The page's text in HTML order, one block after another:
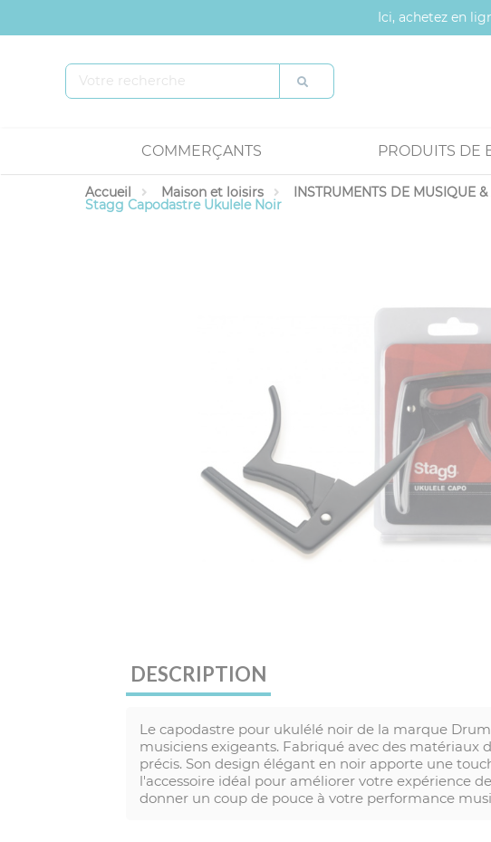
Ici, achetez en
COMMERÇANTS PRODUITS DE
Accueil Maison et loisirs INSTRUMENTS DE MUSIQUE &
Stagg Capodastre Ukulele Noir
DESCRIPTION
Le capodastre pour ukulélé noir de la marque
musiciens exigeants. Fabriqué avec des matériaux
précis. Son design élégant en noir apporte une
l'accessoire idéal pour améliorer votre expérience
donner un coup de pouce à votre performance